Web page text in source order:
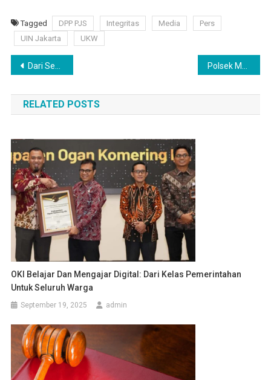
Tagged DPP PJS Integritas Media
Pers
UIN Jakarta
UKW
Navigasi
pos
Dari Semangus untuk Asia: Menyemai Harapan lewat Pondok Pesantren Al Turmudzi Polsek Mariana Lakukan Pengamanan Kunjungan Menteri Pertanian RI di Desa Merah Mata
RELATED POSTS
OKI Belajar Dan Mengajar Digital: Dari Kelas Pemerintahan
Untuk Seluruh Warga
September 19, 2025 admin